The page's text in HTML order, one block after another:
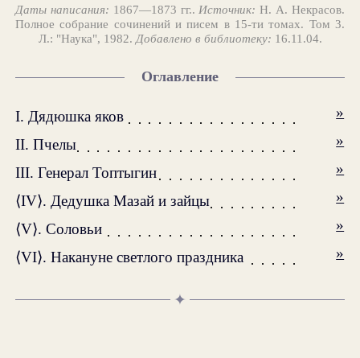
Даты написания: 1867—1873 гг.. Источник: Н. А. Некрасов.
Полное собрание сочинений и писем в 15-ти томах. Том 3.
Л.: "Наука", 1982. Добавлено в библиотеку: 16.11.04.
Оглавление
I. Дядюшка яков
»
II. Пчелы
»
III. Генерал Топтыгин
»
⟨IV⟩. Дедушка Мазай и зайцы
»
⟨V⟩. Соловьи
»
⟨VI⟩. Накануне светлого праздника
»
✦